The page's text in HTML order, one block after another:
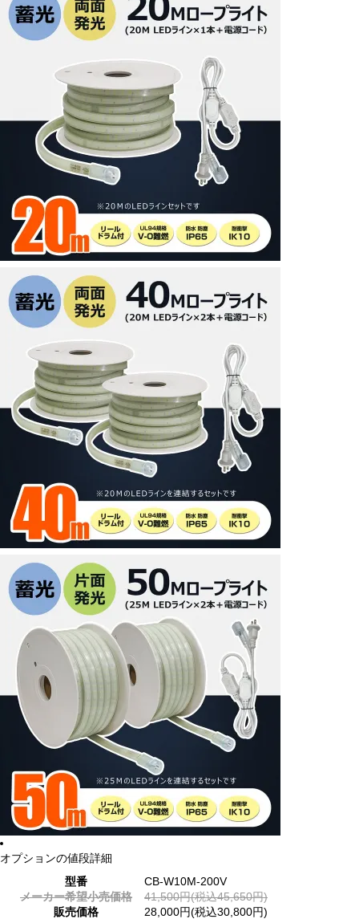
オプションの値段詳細
型番
CB-W10M-200V
メーカー希望小売価格
41,500円(税込45,650円)
販売価格
28,000円(税込30,800円)